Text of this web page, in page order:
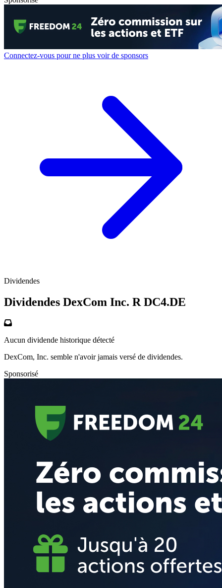
Connectez-vous pour ne plus voir de sponsors
Dividendes
Dividendes DexCom Inc. R DC4.DE
Aucun dividende historique détecté
DexCom, Inc. semble n'avoir jamais versé de dividendes.
Sponsorisé